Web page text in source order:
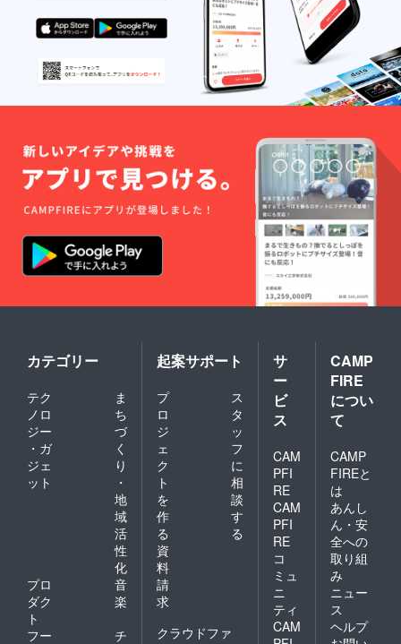
カテゴリー
テク
ノロ
ジー
・ガ
ジェ
ット
ま
ち
づ
く
り
・
地
域
活
性
化
プロ
ダク
ト
音
楽
フー
チ
起案サポート
プ
ロ
ジ
ェ
ク
ト
を
作
る
ス
タ
ッ
フ
に
相
談
す
る
資
料
請
求
クラウドファ
サ
ー
ビ
ス
CAM
PFI
RE
CAM
PFI
RE
コ
ミュ
ニ
ティ
CAM
CAMP
FIRE
につい
て
CAMP
FIREと
は
あんし
ん・安
全への
取り組
み
ニュー
ス
ヘルプ